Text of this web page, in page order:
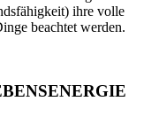
ihre volle
beachtet werden.